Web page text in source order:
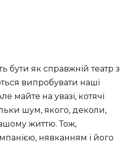
бути як справжній театр з
випробувати наші
майте на увазі, котячі
шум, якого, деколи,
життю. Тож,
нявканням і його